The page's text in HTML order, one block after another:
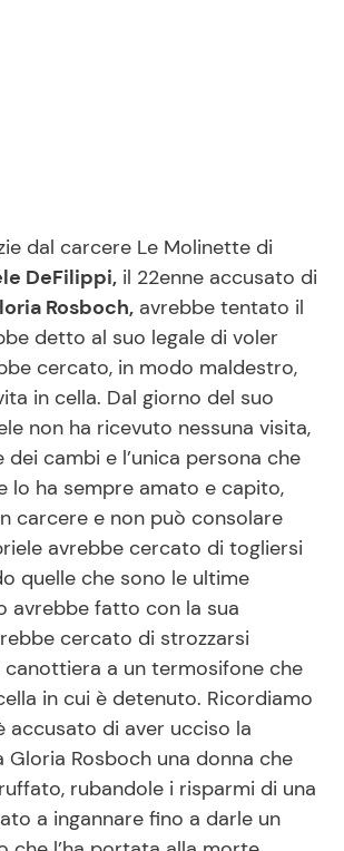
Ricette Feste
Ricette per Bambini
dal carcere Le Molinette di
DeFilippi, il 22enne accusato di
Rosboch, avrebbe tentato il
detto al suo legale di voler
cercato, in modo maldestro,
in cella. Dal giorno del suo
non ha ricevuto nessuna visita,
dei cambi e l’unica persona che
lo ha sempre amato e capito,
carcere e non può consolare
avrebbe cercato di togliersi
quelle che sono le ultime
avrebbe fatto con la sua
cercato di strozzarsi
a un termosifone che
in cui è detenuto. Ricordiamo
accusato di aver ucciso la
Gloria Rosboch una donna che
rubandole i risparmi di una
a ingannare fino a darle un